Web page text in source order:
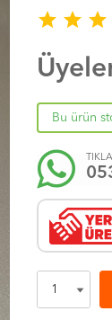
star star star
Bu ürün